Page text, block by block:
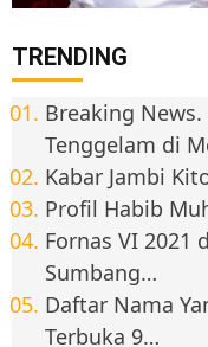
TRENDING
Breaking
Tenggelam di
Kabar Jambi
Profil Habib
Fornas VI 2021
Sumbang…
Daftar Nama
Terbuka 9…